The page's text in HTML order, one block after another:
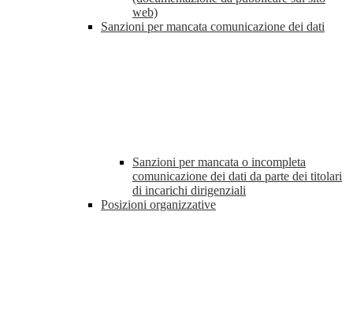
web)
Sanzioni per mancata comunicazione dei dati
Sanzioni per mancata o incompleta
comunicazione dei dati da parte dei titolari
di incarichi dirigenziali
Posizioni organizzative